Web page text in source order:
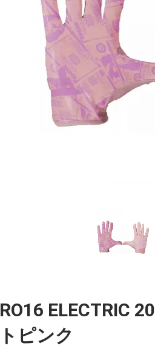
ELECTRIC 20
ピンク